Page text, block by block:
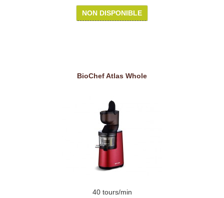
NON DISPONIBLE
BioChef Atlas Whole
40 tours/min